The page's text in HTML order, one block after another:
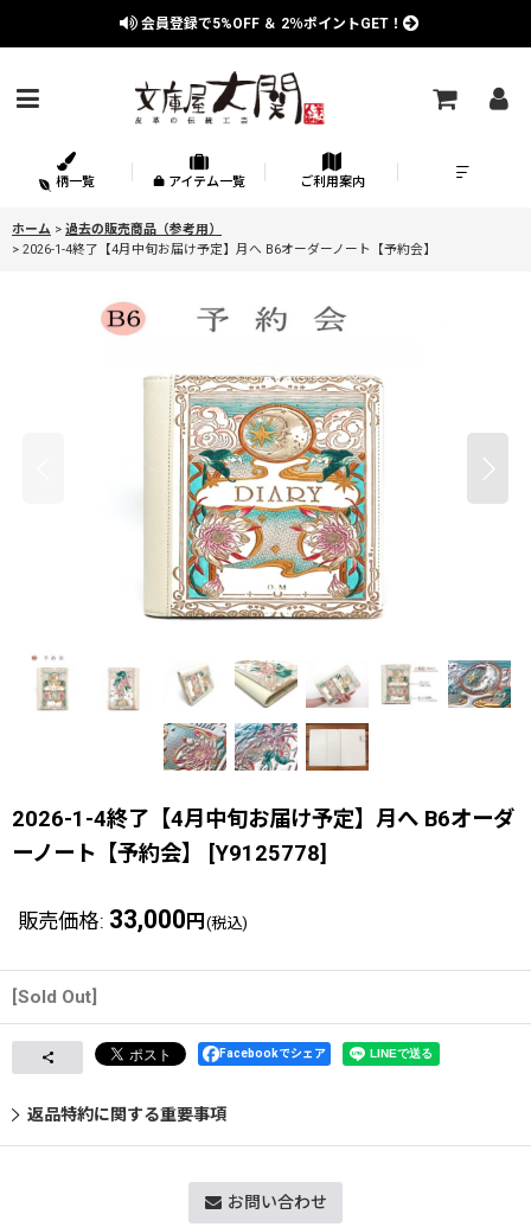
会員登録で5%OFF ＆ 2％ポイントGET！
柄一覧 アイテム一覧 ご利用案内
ホーム > 過去の販売商品（参考用）
> 2026-1-4終了【4月中旬お届け予定】月へ B6オーダーノート【予約会】
2026-1-4終了【4月中旬お届け予定】月へ B6オーダ
ーノート【予約会】
[Y9125778]
販売価格: 33,000 円 (税込)
[Sold Out]
Facebookでシェア
返品特約に関する重要事項
お問い合わせ